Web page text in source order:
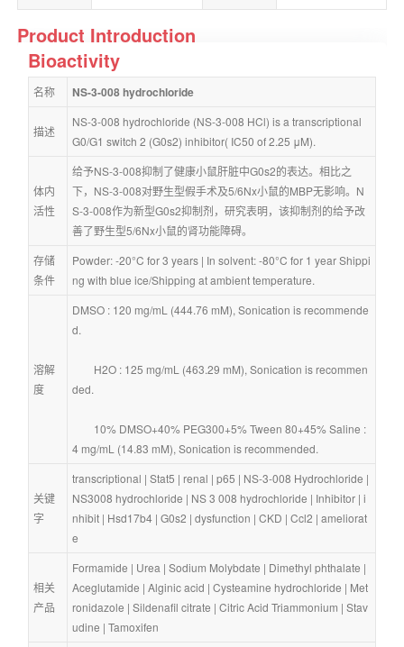
Product Introduction
Bioactivity
名称 NS-3-008 hydrochloride
描述
NS-3-008 hydrochloride (NS-3-008 HCl) is a transcriptional
G0/G1 switch 2 (G0s2) inhibitor( IC50 of 2.25 μM).
体内
活性
给予NS-3-008抑制了健康小鼠肝脏中G0s2的表达。相比之
下，NS-3-008对野生型假手术及5/6Nx小鼠的MBP无影响。N
S-3-008作为新型G0s2抑制剂，研究表明，该抑制剂的给予改
善了野生型5/6Nx小鼠的肾功能障碍。
存储
条件
Powder: -20°C for 3 years | In solvent: -80°C for 1 year Shippi
ng with blue ice/Shipping at ambient temperature.
溶解
度
DMSO : 120 mg/mL (444.76 mM), Sonication is recommende
d.
ded.
4 mg/mL (14.83 mM), Sonication is recommended.
关键
字
transcriptional | Stat5 | renal | p65 | NS-3-008 Hydrochloride
NS3008 hydrochloride | NS 3 008 hydrochloride | Inhibitor | i
nhibit | Hsd17b4 | G0s2 | dysfunction | CKD | Ccl2 | ameliorat
e
相关
产品
Formamide | Urea | Sodium Molybdate | Dimethyl phthalate
Aceglutamide | Alginic acid | Cysteamine hydrochloride | Met
ronidazole | Sildenafil citrate | Citric Acid Triammonium | Stav
udine | Tamoxifen